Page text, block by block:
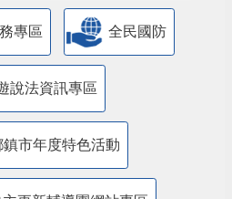
專區 全民國防
說法資訊專區
鎮市年度特色活動